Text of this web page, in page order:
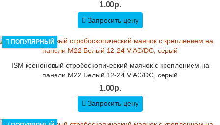
1.00р.
Запросить цену
ПОПУЛЯРНЫЙ
ISM ксеноновый стробоскопический маячок с креплением на
панели M22 Белый 12-24 V AC/DC, серый
1.00р.
Запросить цену